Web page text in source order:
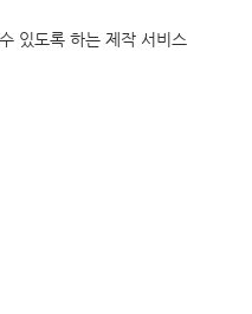
있도록 하는 제작 서비스